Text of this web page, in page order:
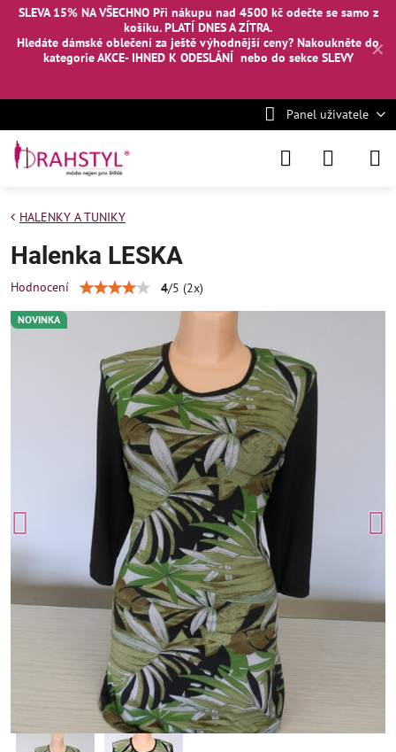
✕
SLEVA 15% NA VŠECHNO Při nákupu nad 4500 kč odečte se samo z
košíku. PLATÍ DNES A ZÍTRA.
Hledáte dámské oblečení za ještě výhodnější ceny? Nakoukněte do
kategorie AKCE- IHNED K ODESLÁNÍ nebo do sekce SLEVY
Panel uživatele
NOVINKA
HALENKY A TUNIKY
Halenka LESKA
Hodnocení 4/5 (2x)